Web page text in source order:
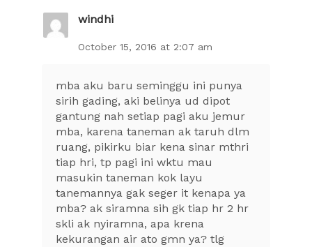
windhi
October 15, 2016 at 2:07 am
mba aku baru seminggu ini punya
sirih gading, aki belinya ud dipot
gantung nah setiap pagi aku jemur
mba, karena taneman ak taruh dlm
ruang, pikirku biar kena sinar mthri
tiap hri, tp pagi ini wktu mau
masukin taneman kok layu
tanemannya gak seger it kenapa ya
mba? ak siramna sih gk tiap hr 2 hr
skli ak nyiramna, apa krena
kekurangan air ato gmn ya? tlg